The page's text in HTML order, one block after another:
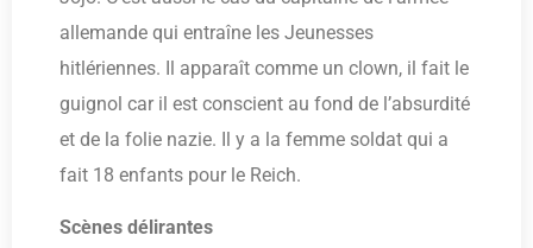
allemande qui entraîne les Jeunesses
hitlériennes. Il apparaît comme un clown, il fait le
guignol car il est conscient au fond de l’absurdité
et de la folie nazie. Il y a la femme soldat qui a
fait 18 enfants pour le Reich.
Scènes délirantes